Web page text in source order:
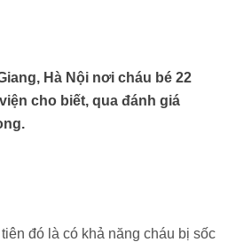
Hà Nội nơi cháu bé 22
cho biết, qua đánh giá
đó là có khả năng cháu bị sốc